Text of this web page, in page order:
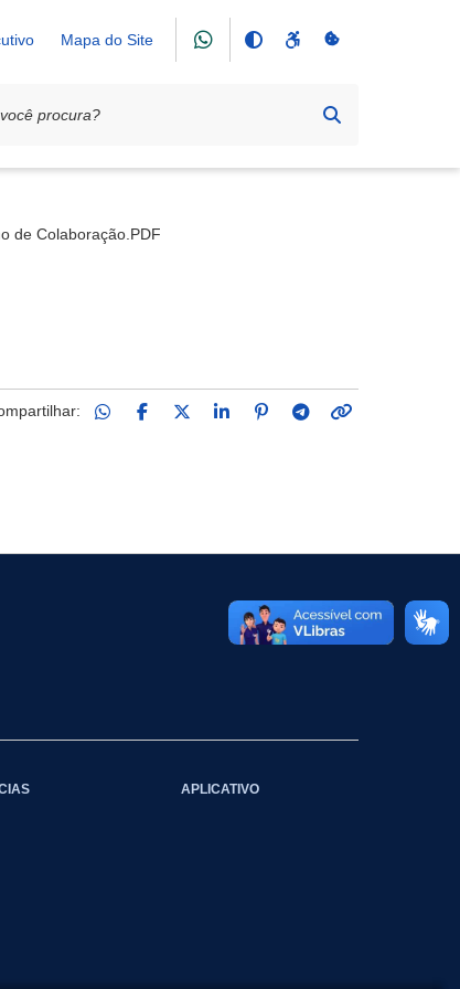
Mapa do Site
de Colaboração.PDF
APLICATIVO